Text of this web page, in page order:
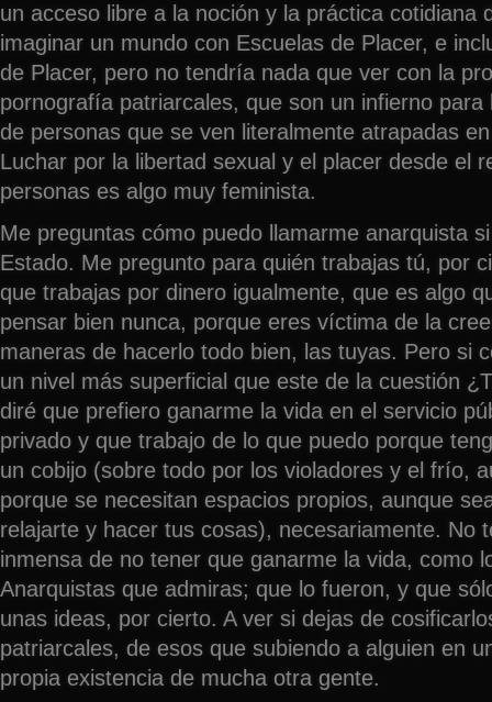
un acceso libre a la noción y la práctica cotidiana
imaginar un mundo con Escuelas de Placer, e
de Placer, pero no tendría nada que ver con la
pornografía patriarcales, que son un infierno
de personas que se ven literalmente atrapadas
Luchar por la libertad sexual y el placer desde el
personas es algo muy feminista.
Me preguntas cómo puedo llamarme anarquista
Estado. Me pregunto para quién trabajas tú, por
que trabajas por dinero igualmente, que es algo
pensar bien nunca, porque eres víctima de la
maneras de hacerlo todo bien, las tuyas. Pero si
un nivel más superficial que este de la cuestión
diré que prefiero ganarme la vida en el servicio
privado y que trabajo de lo que puedo porque
un cobijo (sobre todo por los violadores y el frío,
porque se necesitan espacios propios, aunque
relajarte y hacer tus cosas), necesariamente. No
inmensa de no tener que ganarme la vida, como
Anarquistas que admiras; que lo fueron, y que
unas ideas, por cierto. A ver si dejas de
patriarcales, de esos que subiendo a alguien en
propia existencia de mucha otra gente.